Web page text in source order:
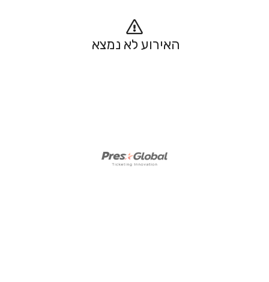
האירוע לא נמצא